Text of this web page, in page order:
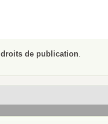
droits de publication.